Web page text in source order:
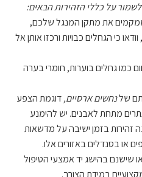
על כללי הזהירות הבאים:
את מתקן המנגל שלכם,
כי הגחלים כבויות ורכזו אותן אל
כמו גחלים בוערות, חומרי בערה
שלנחשים ארסיים,דוגמת הצפע
מתחת לאבנים. יש להימנע
זהירות בזמן ישיבה על מדשאות
או בסנדלים באזורים אלו.
שישנם בהישג יד אמצעי הטיפול
במידת הצורך.